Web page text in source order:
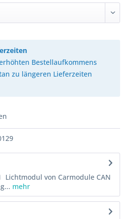
Bestellaufkommens
zu längeren Lieferzeiten
Lichtmodul von Carmodule CAN
mehr